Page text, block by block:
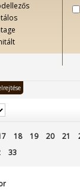
18 19 20 21
33